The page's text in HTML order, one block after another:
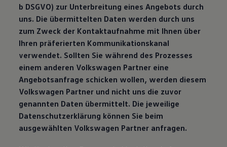
b DSGVO) zur Unterbreitung eines Angebots durch
uns. Die übermittelten Daten werden durch uns
zum Zweck der Kontaktaufnahme mit Ihnen über
Ihren präferierten Kommunikationskanal
verwendet. Sollten Sie während des Prozesses
einem anderen Volkswagen Partner eine
Angebotsanfrage schicken wollen, werden diesem
Volkswagen Partner und nicht uns die zuvor
genannten Daten übermittelt. Die jeweilige
Datenschutzerklärung können Sie beim
ausgewählten Volkswagen Partner anfragen.